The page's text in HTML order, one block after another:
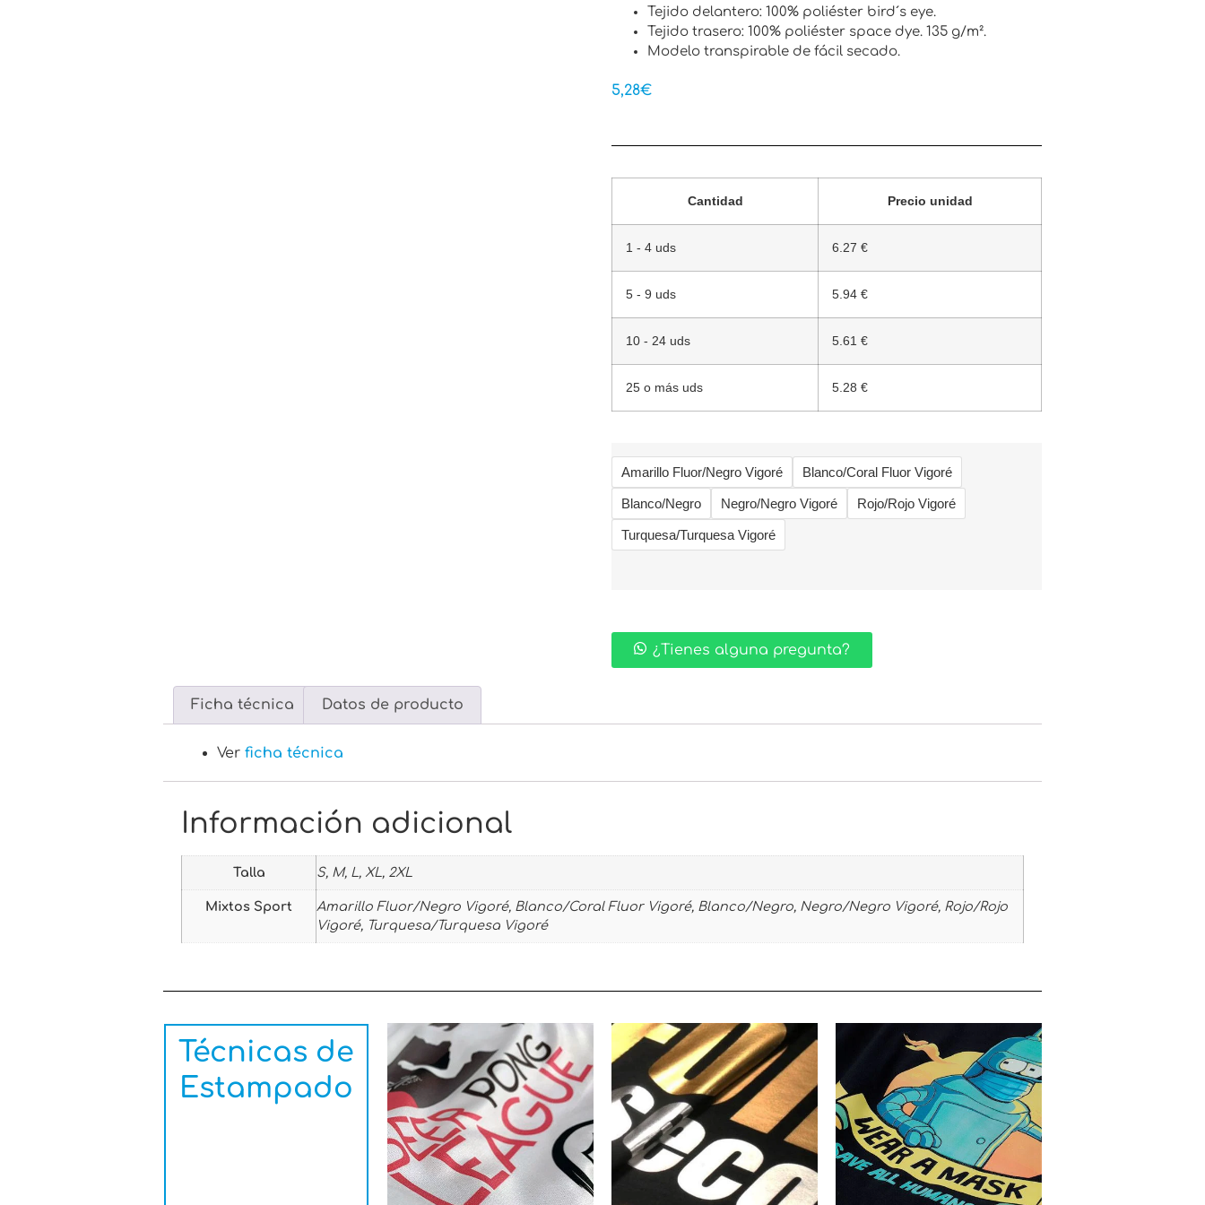
Tejido delantero: 100% poliéster bird´s eye.
Tejido trasero: 100% poliéster space dye. 135 g/m².
Modelo transpirable de fácil secado.
5,28€
Cantidad Precio unidad
1 - 4 uds 6.27 €
5 - 9 uds 5.94 €
10 - 24 uds 5.61 €
25 o más uds 5.28 €
Amarillo Fluor/Negro Vigoré Blanco/Coral Fluor Vigoré
Blanco/Negro Negro/Negro Vigoré Rojo/Rojo Vigoré
Turquesa/Turquesa Vigoré
¿Tienes alguna pregunta?
Ficha técnica Datos de producto
Ver ficha técnica
Información adicional
Talla S, M, L, XL, 2XL
Mixtos Sport
Amarillo Fluor/Negro Vigoré, Blanco/Coral Fluor Vigoré, Blanco/Negro, Negro/Negro Vigoré, Rojo/Rojo
Vigoré, Turquesa/Turquesa Vigoré
Técnicas de
Estampado